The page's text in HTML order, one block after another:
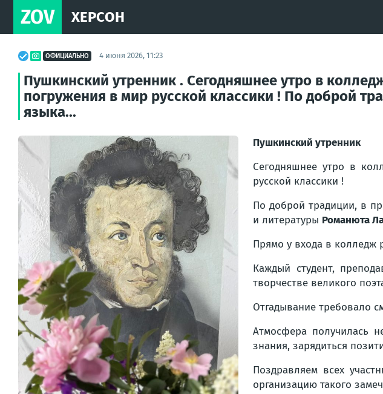
ZOV ХЕРСОН
ОФИЦИАЛЬНО 4 июня 2026, 11:23
Пушкинский утренник . Сегодняшнее утро в
погружения в мир русской классики ! По доброй
языка...
Пушкинский утренник
Сегодняшнее утро в
русской классики !
По доброй традиции, в
и литературы Романюта
Прямо у входа в колледж
Каждый студент,
творчестве великого
Отгадывание требовало
Атмосфера получилась
знания, зарядиться
Поздравляем всех
организацию такого